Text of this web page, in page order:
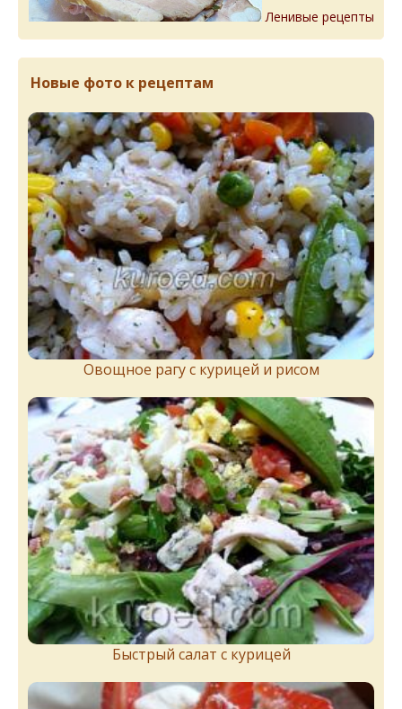
Ленивые рецепты
Новые фото к рецептам
Овощное рагу с курицей и рисом
Быстрый салат с курицей